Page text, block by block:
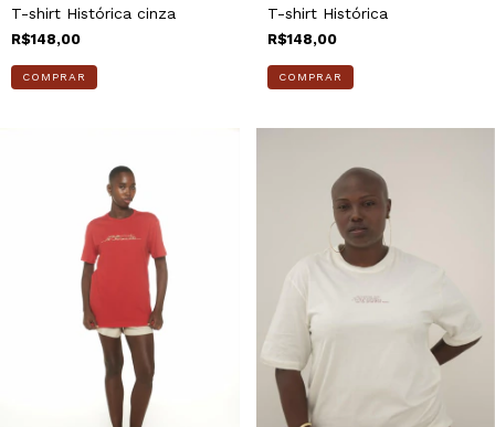
T-shirt Histórica cinza
R$148,00
COMPRAR
T-shirt Histórica
R$148,00
COMPRAR